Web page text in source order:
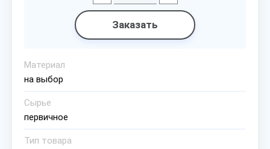
Заказать
Материал
на выбор
Сырье
первичное
Тип товара